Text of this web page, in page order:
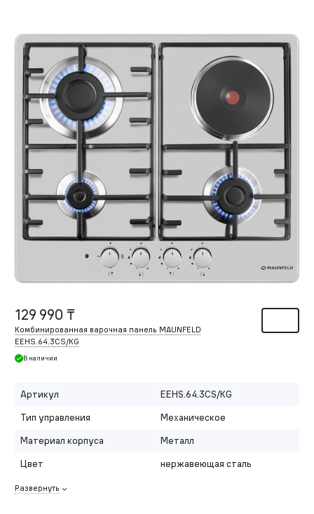
129 990 ₸
Комбинированная варочная панель MAUNFELD
EEHS.64.3CS/KG
В наличии
Артикул
EEHS.64.3CS/KG
Тип управления
Механическое
Материал корпуса
Металл
Цвет
нержавеющая сталь
Развернуть